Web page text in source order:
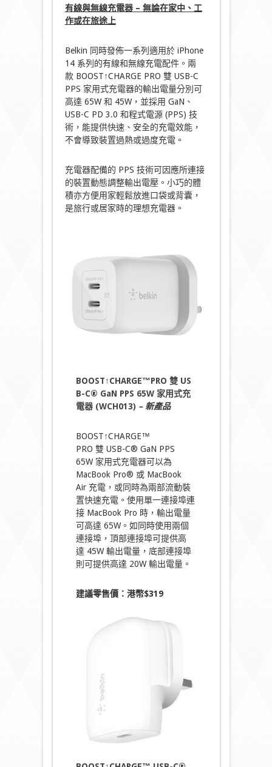
有線與無線充電器– 無論在家中、工
作或在旅途上
Belkin 同時發佈一系列適用於 iPhone
14 系列的有線和無線充電配件。兩
款 BOOST↑CHARGE PRO 雙 USB-C
PPS 家用式充電器的輸出電量分別可
高達 65W 和 45W，並採用 GaN、
USB-C PD 3.0 和程式電源 (PPS) 技
術，能提供快速、安全的充電效能，
不會導致裝置過熱或過度充電。
充電器配備的 PPS 技術可因應所連接
的裝置動態調整輸出電壓。小巧的體
積亦方便用家輕鬆放進口袋或背囊，
是旅行或居家時的理想充電器。
BOOST↑CHARGE™PRO 雙 US
B-C® GaN PPS 65W 家用式充
電器 (WCH013) – 新產品
BOOST↑CHARGE™
PRO 雙 USB-C® GaN PPS
65W 家用式充電器可以為
MacBook Pro® 或 MacBook
Air 充電，或同時為兩部流動裝
置快速充電。使用單一連接埠連
接 MacBook Pro 時，輸出電量
可高達 65W。如同時使用兩個
連接埠，頂部連接埠可提供高
達 45W 輸出電量，底部連接埠
則可提供高達 20W 輸出電量。
建議零售價：港幣$319